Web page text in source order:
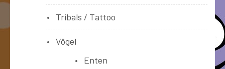
Tribals / Tattoo
Vögel
Enten